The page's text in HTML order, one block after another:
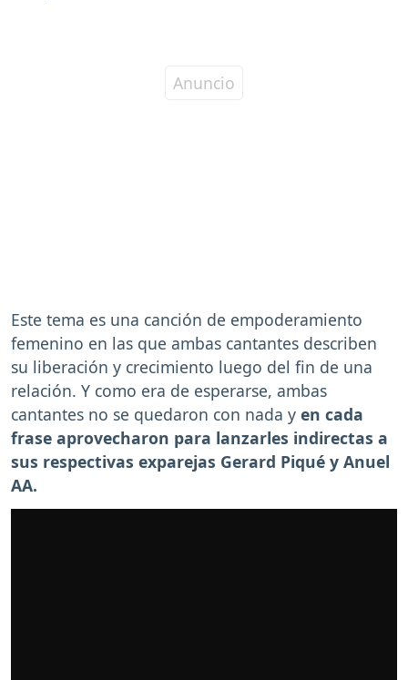
Este tema es una canción de empoderamiento
femenino en las que ambas cantantes describen
su liberación y crecimiento luego del fin de una
relación. Y como era de esperarse, ambas
cantantes no se quedaron con nada y en cada
frase aprovecharon para lanzarles indirectas a
sus respectivas exparejas Gerard Piqué y Anuel
AA.